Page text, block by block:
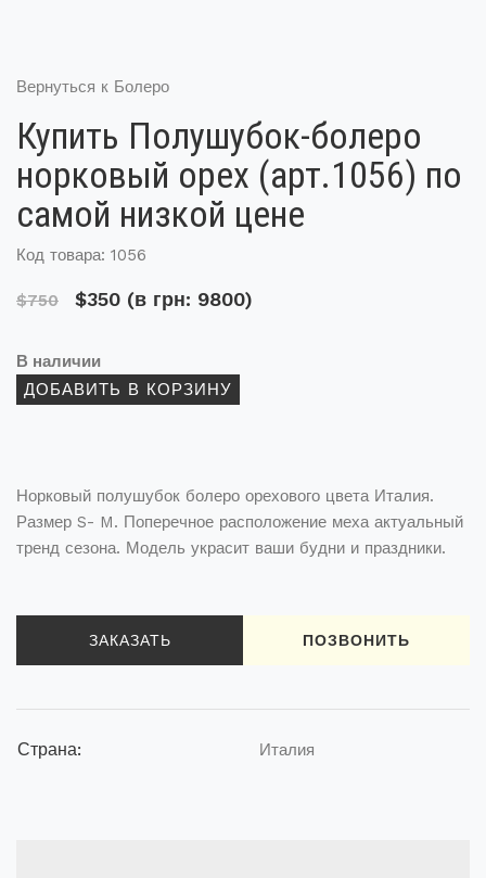
Вернуться к Болеро
Купить Полушубок-болеро
норковый орех (арт.1056) по
самой низкой цене
Код товара: 1056
$750 $350 (в грн: 9800)
В наличии
Норковый полушубок болеро орехового цвета Италия.
Размер S- M. Поперечное расположение меха актуальный
тренд сезона. Модель украсит ваши будни и праздники.
ЗАКАЗАТЬ ПОЗВОНИТЬ
Страна: Италия